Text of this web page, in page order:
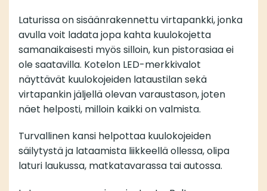
Laturissa on sisäänrakennettu virtapankki, jonka
avulla voit ladata jopa kahta kuulokojetta
samanaikaisesti myös silloin, kun pistorasiaa ei
ole saatavilla. Kotelon LED-merkkivalot
näyttävät kuulokojeiden lataustilan sekä
virtapankin jäljellä olevan varaustason, joten
näet helposti, milloin kaikki on valmista.
Turvallinen kansi helpottaa kuulokojeiden
säilytystä ja lataamista liikkeellä ollessa, olipa
laturi laukussa, matkatavarassa tai autossa.